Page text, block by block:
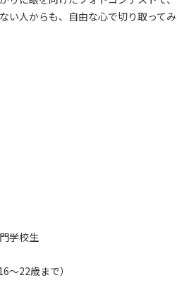
い人からも、自由な心で切り取ってみ
学校生
22歳まで）